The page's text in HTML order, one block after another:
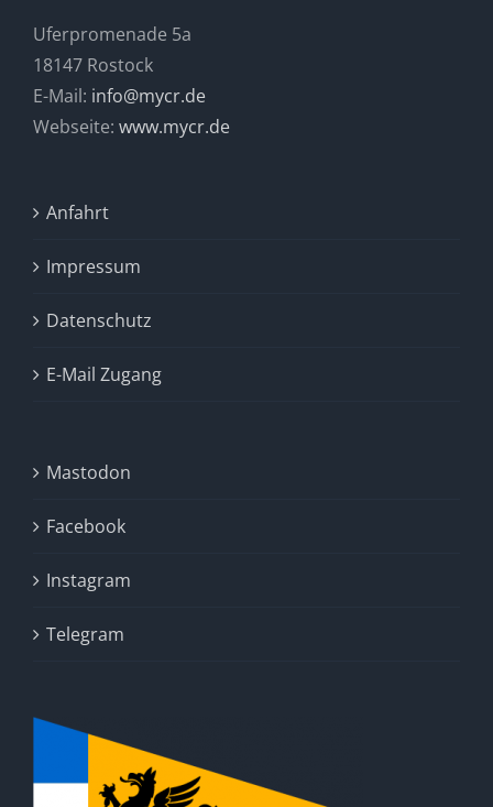
Uferpromenade 5a
18147 Rostock
E-Mail: info@mycr.de
Webseite: www.mycr.de
Anfahrt
Impressum
Datenschutz
E-Mail Zugang
Mastodon
Facebook
Instagram
Telegram